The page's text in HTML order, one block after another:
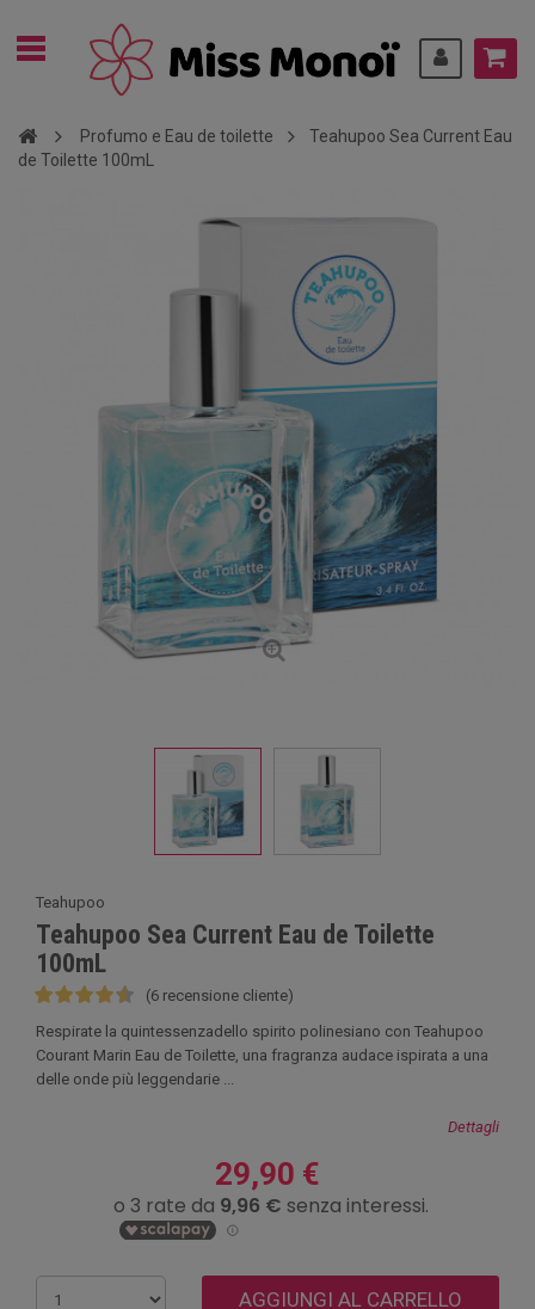
Profumo e Eau de toilette
Teahupoo Sea Current Eau
de Toilette 100mL
Teahupoo
Teahupoo Sea Current Eau de Toilette
100mL
(6 recensione cliente)
Respirate la quintessenzadello spirito polinesiano con Teahupoo
Courant Marin Eau de Toilette, una fragranza audace ispirata a una
delle onde più leggendarie ...
Dettagli
29,90 €
AGGIUNGI AL CARRELLO